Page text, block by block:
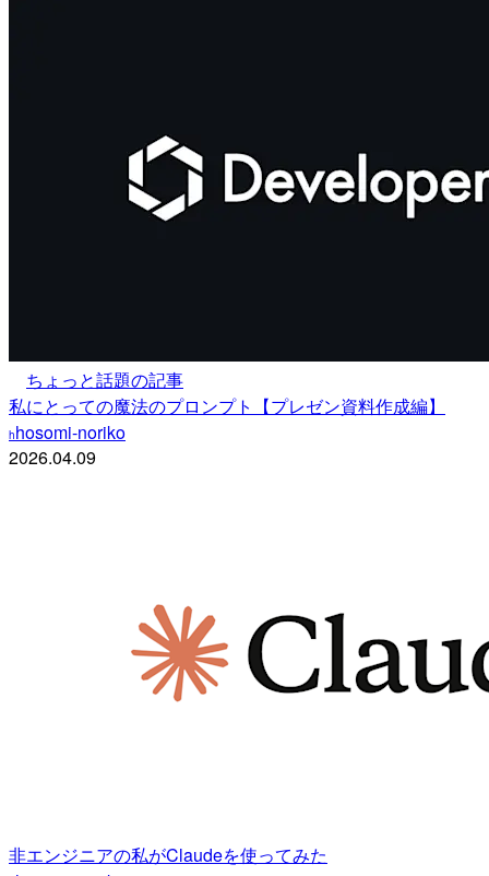
ちょっと話題の記事
私にとっての魔法のプロンプト【プレゼン資料作成編】
hhosomi-noriko
2026.04.09
非エンジニアの私がClaudeを使ってみた